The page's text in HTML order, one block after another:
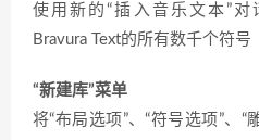
使用新的“插入音乐文本”对
Bravura Text的所有数千个符号
“新建库”菜单
将“布局选项”、“符号选项”、“